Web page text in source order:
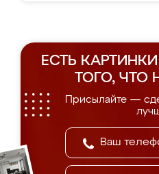
ЕСТЬ
ТОГО, ЧТО
Присылайте —